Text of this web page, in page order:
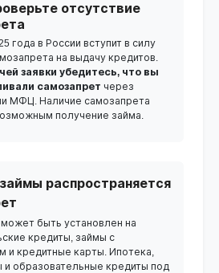
отсутствие
года в России вступит в силу
на выдачу кредитов.
заявки убедитесь, что вы
самозапрет через
МФЦ. Наличие самозапрета
получение займа.
распространяется
быть установлен на
кредиты, займы с
и кредитные карты. Ипотека,
и образовательные кредиты под